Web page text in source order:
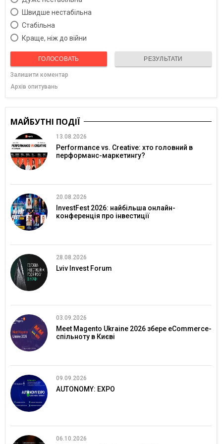
Швидше нестабільна
Cтабільна
Краще, ніж до війни
ГОЛОСОВАТЬ РЕЗУЛЬТАТИ
Залишити коментар
Архів опитувань
МАЙБУТНІ ПОДІЇ
13.08.2026
Performance vs. Creative: хто головний в
перформанс-маркетингу?
20.08.2026
InvestFest 2026: найбільша онлайн-
конференція про інвестиції
28.08.2026
Lviv Invest Forum
03.09.2026
Meet Magento Ukraine 2026 збере eCommerce-
спільноту в Києві
09.09.2026
AUTONOMY: EXPO
06.10.2026